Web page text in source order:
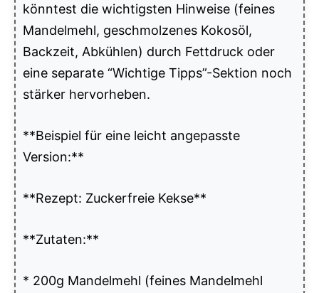
könntest die wichtigsten Hinweise (feines
Mandelmehl, geschmolzenes Kokosöl,
Backzeit, Abkühlen) durch Fettdruck oder
eine separate “Wichtige Tipps”-Sektion noch
stärker hervorheben.
**Beispiel für eine leicht angepasste
Version:**
**Rezept: Zuckerfreie Kekse**
**Zutaten:**
* 200g Mandelmehl (feines Mandelmehl